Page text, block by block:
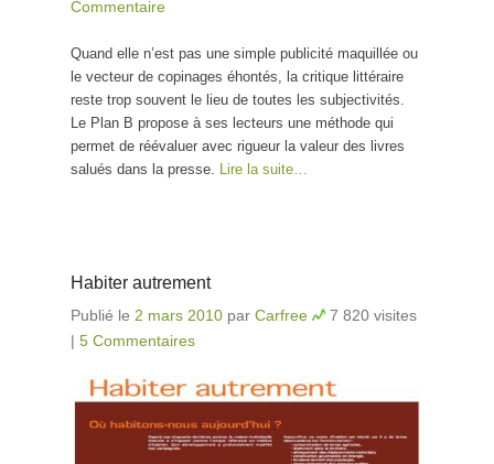
Commentaire
Quand elle n’est pas une simple publicité maquillée ou
le vecteur de copinages éhontés, la critique littéraire
reste trop souvent le lieu de toutes les subjectivités.
Le Plan B propose à ses lecteurs une méthode qui
permet de réévaluer avec rigueur la valeur des livres
salués dans la presse. Lire la suite…
Habiter autrement
Publié le 2 mars 2010 par Carfree
7 820 visites
| 5 Commentaires